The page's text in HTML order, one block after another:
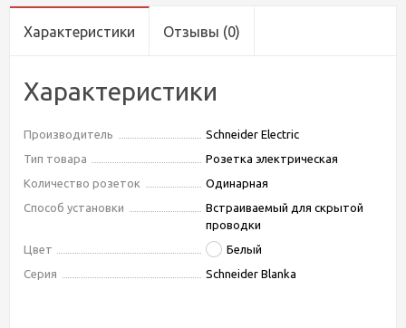
Характеристики Отзывы (0)
Характеристики
Производитель
Schneider Electric
Тип товара
Розетка электрическая
Количество розеток
Одинарная
Способ установки
Встраиваемый для скрытой
проводки
Цвет
Белый
Серия
Schneider Blanka